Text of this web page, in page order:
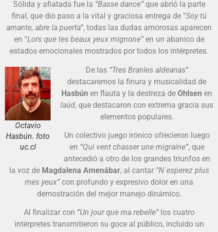
Sólida y afiatada fue la “Basse dance”que abrió la parte
final, que dio paso a la vital y graciosa entrega de “Soy tú
amante, abre la puerta”, todas las dudas amorosas aparecen
en “Lors que tes beaux yeux mignone”en un abanico de
estados emocionales mostrados por todos los intérpretes.
Octavio
Hasbún. foto
uc.cl
De las “Tres Branles aldeanas”
destacaremos la finura y musicalidad de
Hasbún en flauta y la destreza de Ohlsen en
laúd, que destacaron con extrema gracia sus
elementos populares.
Un colectivo juego irónico ofrecieron luego
en “Qui vent chasser une migraine”, que
antecedió a otro de los grandes triunfos en
la voz de Magdalena Amenábar, al cantar “N´esperez plus
mes yeux” con profundo y expresivo dolor en una
demostración del mejor manejo dinámico.
Al finalizar con “Un jour que ma rebelle”los cuatro
intérpretes transmitieron su goce al público, incluido un